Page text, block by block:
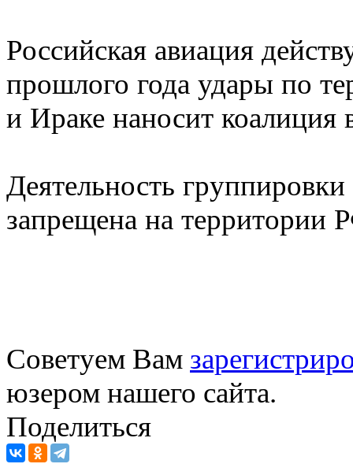
Российская авиация
прошлого года удары по
и Ираке наносит
Деятельность
запрещена на территории
Советуем Вам
юзером нашего сайта.
Поделиться